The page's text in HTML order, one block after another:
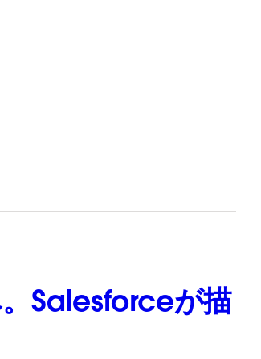
Salesforceが描